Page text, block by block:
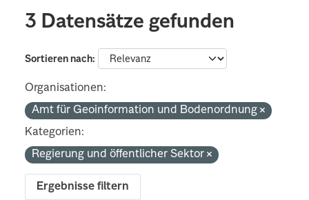
3 Datensätze gefunden
Sortieren nach
Organisationen:
Amt für Geoinformation und Bodenordnung
Kategorien:
Regierung und öffentlicher Sektor
Ergebnisse filtern